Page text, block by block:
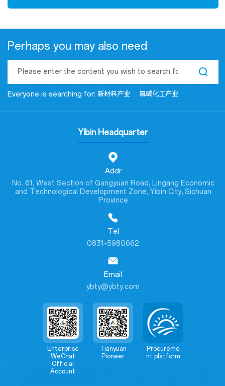
Perhaps you may also need
Everyone is searching for: 新材料产业 氯碱化工产业
Yibin Headquarter
Addr
No. 61, West Section of Gangyuan Road, Lingang Economic
and Technological Development Zone, Yibin City, Sichuan
Province
Tel
0831-5980662
Email
ybty@ybty.com
Enterprise
WeChat
Official
Account
Tianyuan
Pioneer
Procureme
nt platform